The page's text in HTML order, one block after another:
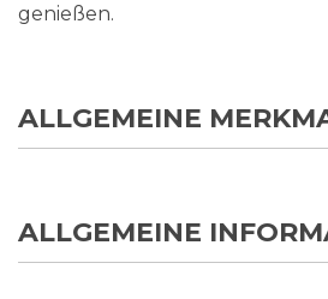
genießen.
ALLGEMEINE
ALLGEMEINE